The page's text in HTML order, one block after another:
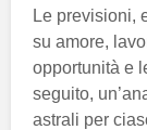
Le previsioni,
su amore,
opportunità e
seguito,
astrali per